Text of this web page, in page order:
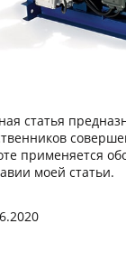
статья
применяется
моей статьи.